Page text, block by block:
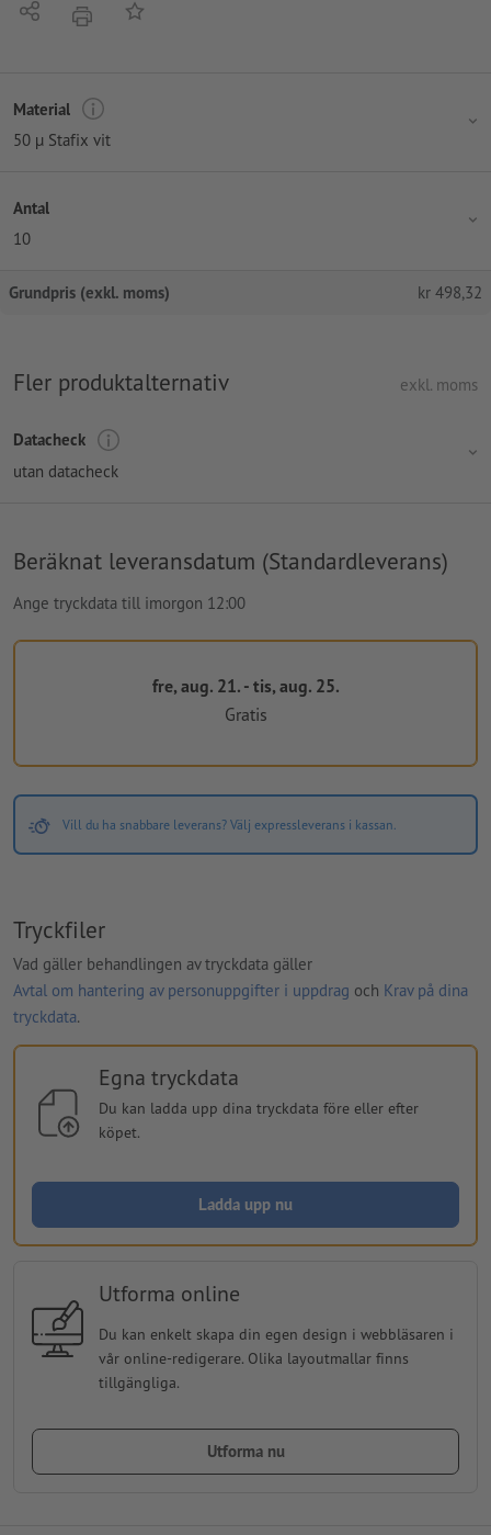
Dela erbjudandePå anteckningslistan
Material
50 µ Stafix vit
Antal
10
Grundpris (exkl. moms) kr 498,32
Fler produktalternativ exkl. moms
Datacheck
utan datacheck
Beräknat leveransdatum (Standardleverans)
Ange tryckdata till imorgon 12:00
fre, aug. 21. - tis, aug. 25.
Gratis
Vill du ha snabbare leverans? Välj expressleverans i kassan.
Tryckfiler
Vad gäller behandlingen av tryckdata gäller
Avtal om hantering av personuppgifter i uppdrag och Krav på dina
tryckdata.
Egna tryckdata
Du kan ladda upp dina tryckdata före eller efter
köpet.
Ladda upp nu
Utforma online
Du kan enkelt skapa din egen design i webbläsaren i
vår online-redigerare. Olika layoutmallar finns
tillgängliga.
Utforma nu